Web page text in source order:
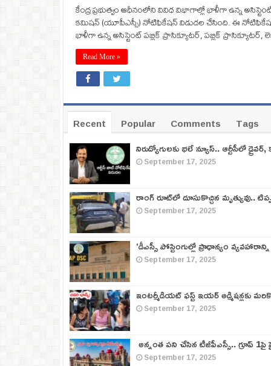
కేంద్ర ప్రభుత్వం ఆధీనంలోని వివిధ విభాగాల్లో ఖాళీగా ఉన్న
కమిషన్‌ (యూపీఎస్సీ) నోటిఫికేషన్‌ విడుదల చేసింది. ఈ
ఖాళీగా ఉన్న అసిస్టెంట్‌ పబ్లిక్‌ ప్రాసిక్యూటర్‌, పబ్లిక్‌ ప్రాసిక్యూటర్‌,
Read More »
Recent Popular Comments
Tags
నిరుద్యోగులకు భలే న్యూస్.. ఆర్టీసీలో
September 17, 2025
రాంగ్ రూట్‌లో దూసుకొచ్చిన మృత్యువు..
September 17, 2025
‘డీఎస్సీ పోస్టింగుల్లో ప్రాధాన్యం
September 17, 2025
ఇంటర్మీడియట్ ఫస్ట్‌ ఇయర్‌ అడ్మిషన్లకు
September 17, 2025
అన్నంత పని చేసిన టీజీపీఎస్సీ.. గ్రూప్‌
September 17, 2025